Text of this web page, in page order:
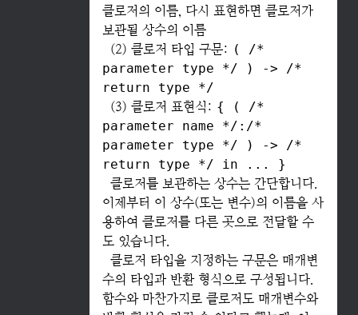
클로저의 이름, 다시 표현하면 클로저가
보관될 상수의 이름
(2) 클로저 타입 구문: ( /*
parameter type */ ) -> /*
return type */
(3) 클로저 표현식: { ( /*
parameter name */:/*
parameter type */ ) -> /*
return type */ in ... }
클로저를 보관하는 상수는 간단합니다.
이제부터 이 상수(또는 변수)의 이름을 사
용하여 클로저를 다른 곳으로 전달할 수
도 있습니다.
클로저 타입을 지정하는 구문은 매개변
수의 타입과 반환 형식으로 구성됩니다.
함수와 마찬가지로 클로저도 매개변수와